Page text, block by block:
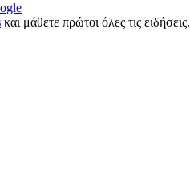
και μάθετε πρώτοι όλες τις ειδήσεις.